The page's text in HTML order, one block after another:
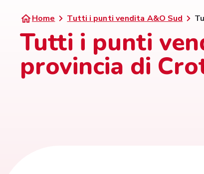
Home Tutti i punti vendita A&O Sud
Tutti i punti
provincia di